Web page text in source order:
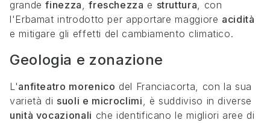
grandefinezza,freschezza e struttura, con
l'Erbamat introdotto per apportare maggiore acidità
e mitigare gli effetti del cambiamento climatico.
Geologia e zonazione
L'anfiteatro morenico del Franciacorta, con la sua
varietà di suoli e microclimi, è suddiviso in diverse
unità vocazionali che identificano le migliori aree di